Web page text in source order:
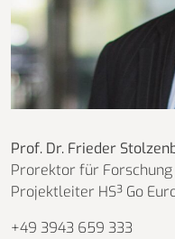
Prof. Dr. Frieder
Prorektor für Forschung
Projektleiter HS³ Go
+49 3943 659 333